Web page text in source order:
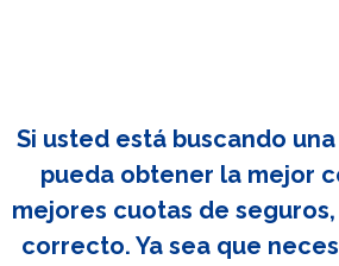
Si usted está buscando
pueda obtener la mejor
mejores cuotas de
correcto. Ya sea que